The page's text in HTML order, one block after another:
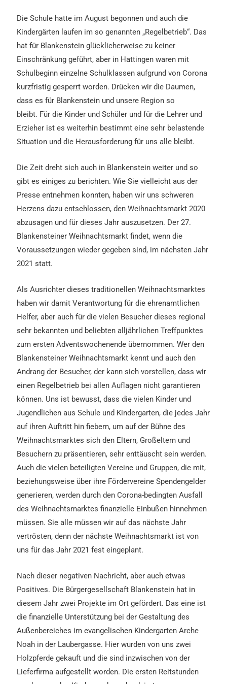
Die Schule hatte im August begonnen und auch die
Kindergärten laufen im so genannten „Regelbetrieb“. Das
hat für Blankenstein glücklicherweise zu keiner
Einschränkung geführt, aber in Hattingen waren mit
Schulbeginn einzelne Schulklassen aufgrund von Corona
kurzfristig gesperrt worden. Drücken wir die Daumen,
dass es für Blankenstein und unsere Region so
bleibt. Für die Kinder und Schüler und für die Lehrer und
Erzieher ist es weiterhin bestimmt eine sehr belastende
Situation und die Herausforderung für uns alle bleibt.
Die Zeit dreht sich auch in Blankenstein weiter und so
gibt es einiges zu berichten.Wie Sie vielleicht aus der
Presse entnehmen konnten, haben wir uns schweren
Herzens dazu entschlossen, den Weihnachtsmarkt 2020
abzusagen und für dieses Jahr auszusetzen. Der 27.
Blankensteiner Weihnachtsmarkt findet, wenn die
Voraussetzungen wieder gegeben sind, im nächsten Jahr
2021 statt.
Als Ausrichter dieses traditionellen Weihnachtsmarktes
haben wir damit Verantwortung für die ehrenamtlichen
Helfer, aber auch für die vielen Besucher dieses regional
sehr bekannten und beliebten alljährlichen Treffpunktes
zum ersten Adventswochenende übernommen. Wer den
Blankensteiner Weihnachtsmarkt kennt und auch den
Andrang der Besucher, der kann sich vorstellen, dass wir
einen Regelbetrieb bei allen Auflagen nicht garantieren
können. Uns ist bewusst, dass die vielen Kinder und
Jugendlichen aus Schule und Kindergarten, die jedes Jahr
auf ihren Auftritt hin fiebern, um auf der Bühne des
Weihnachtsmarktes sich den Eltern, Großeltern und
Besuchern zu präsentieren, sehr enttäuscht sein werden.
Auch die vielen beteiligten Vereine und Gruppen, die mit,
beziehungsweise über ihre Fördervereine Spendengelder
generieren, werden durch den Corona-bedingten Ausfall
des Weihnachtsmarktes finanzielle Einbußen hinnehmen
müssen. Sie alle müssen wir auf das nächste Jahr
vertrösten, denn der nächste Weihnachtsmarkt ist von
uns für das Jahr 2021 fest eingeplant.
Nach dieser negativen Nachricht, aber auch etwas
Positives. Die Bürgergesellschaft Blankenstein hat in
diesem Jahr zwei Projekte im Ort gefördert. Das eine ist
die finanzielle Unterstützung bei der Gestaltung des
Außenbereiches im evangelischen Kindergarten Arche
Noah in der Laubergasse. Hier wurden von uns zwei
Holzpferde gekauft und die sind inzwischen von der
Lieferfirma aufgestellt worden. Die ersten Reitstunden